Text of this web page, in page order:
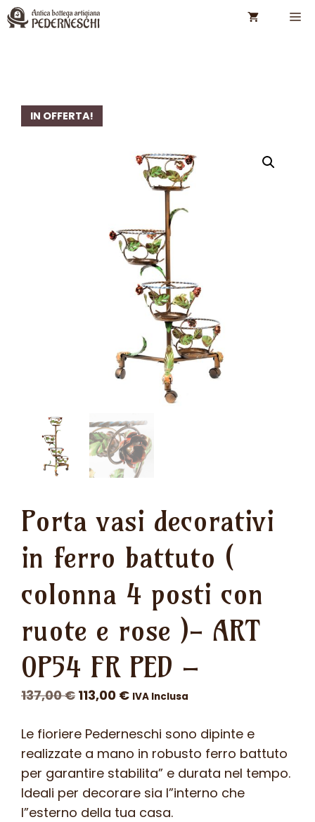
Vai
al
IN OFFERTA!
Porta vasi decorativi
in ferro battuto (
colonna 4 posti con
ruote e rose )- ART
0P54 FR PED –
137,00€ Il
originale
era:
137,00 €.
113,00 €Il
attuale
è:
113,00 €.
IVA Inclusa
Le fioriere Pederneschi sono dipinte e
realizzate a mano in robusto ferro battuto
per garantire stabilita” e durata nel tempo.
Ideali per decorare sia l”interno che
l”esterno della tua casa.